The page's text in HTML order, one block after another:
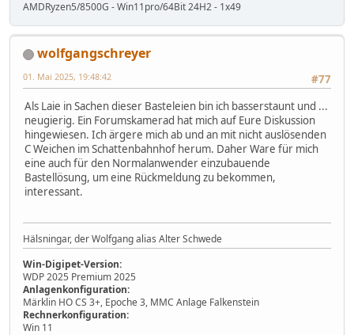
AMDRyzen5/8500G - Win11pro/64Bit 24H2 - 1x49
wolfgangschreyer
#77
01. Mai 2025, 19:48:42
Als Laie in Sachen dieser Basteleien bin ich basserstaunt und ...
neugierig. Ein Forumskamerad hat mich auf Eure Diskussion
hingewiesen. Ich ärgere mich ab und an mit nicht auslösenden
C Weichen im Schattenbahnhof herum. Daher Ware für mich
eine auch für den Normalanwender einzubauende
Bastellösung, um eine Rückmeldung zu bekommen,
interessant.
Hälsningar, der Wolfgang alias Alter Schwede
Win-Digipet-Version:
WDP 2025 Premium 2025
Anlagenkonfiguration:
Märklin HO CS 3+, Epoche 3, MMC Anlage Falkenstein
Rechnerkonfiguration:
Win 11